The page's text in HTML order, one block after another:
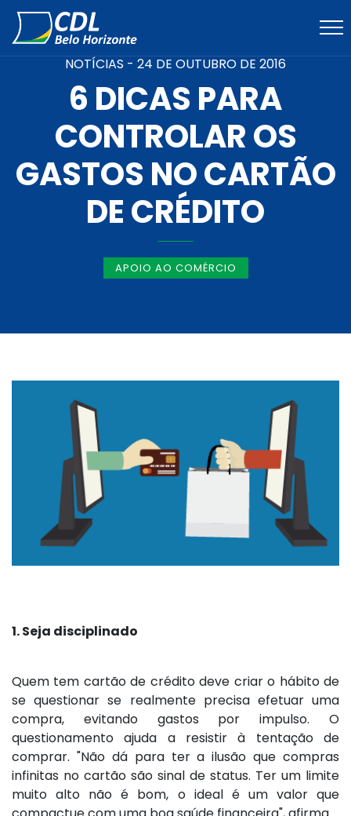
NOTÍCIAS - 24 DE OUTUBRO DE 2016
6 DICAS PARA
CONTROLAR OS
GASTOS NO CARTÃO
DE CRÉDITO
APOIO AO COMÉRCIO
1. Seja disciplinado
Quem tem cartão de crédito deve criar o hábito de
se questionar se realmente precisa efetuar uma
compra, evitando gastos por impulso. O
questionamento ajuda a resistir à tentação de
comprar. "Não dá para ter a ilusão que compras
infinitas no cartão são sinal de status. Ter um limite
muito alto não é bom, o ideal é um valor que